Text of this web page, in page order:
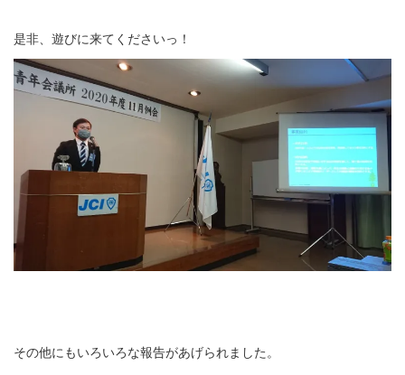
是非、遊びに来てくださいっ！
その他にもいろいろな報告があげられました。